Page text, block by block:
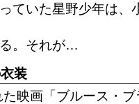
ていた星野少年は、
。それが…
装
映画「ブルース・ブ